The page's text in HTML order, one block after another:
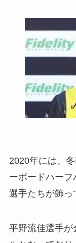
2020年には、
ーボードハー
選手たちが飾っ
平野流佳選手